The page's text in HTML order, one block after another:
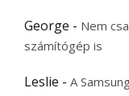
George - Nem
számítógép is
Leslie - A